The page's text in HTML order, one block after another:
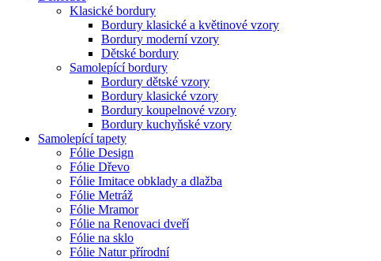
Klasické bordury
Bordury klasické a květinové vzory
Bordury moderní vzory
Dětské bordury
Samolepící bordury
Bordury dětské vzory
Bordury klasické vzory
Bordury koupelnové vzory
Bordury kuchyňské vzory
Samolepící tapety
Fólie Design
Fólie Dřevo
Fólie Imitace obklady a dlažba
Fólie Metráž
Fólie Mramor
Fólie na Renovaci dveří
Fólie na sklo
Fólie Natur přírodní